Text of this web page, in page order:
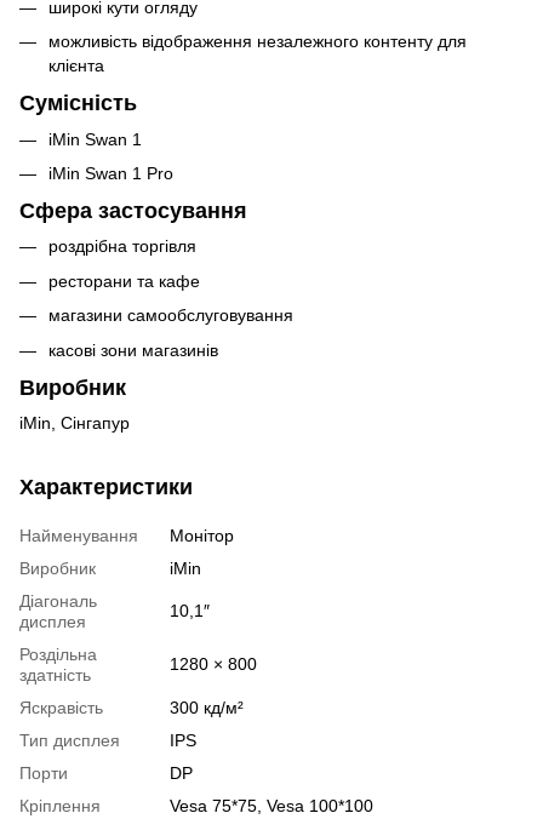
широкі кути огляду
можливість відображення незалежного контенту для
клієнта
Сумісність
iMin Swan 1
iMin Swan 1 Pro
Сфера застосування
роздрібна торгівля
ресторани та кафе
магазини самообслуговування
касові зони магазинів
Виробник
iMin, Сінгапур
Характеристики
Найменування
Монітор
Виробник
iMin
Діагональ
дисплея
10,1″
Роздільна
здатність
1280 × 800
Яскравість
300 кд/м²
Тип дисплея
IPS
Порти
DP
Кріплення
Vesa 75*75, Vesa 100*100